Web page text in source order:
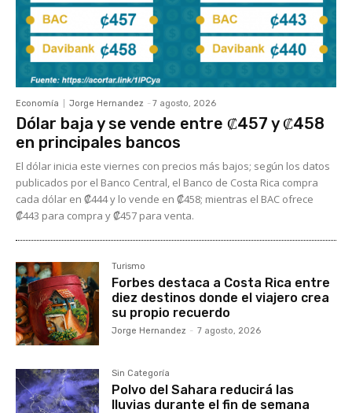
Economía Jorge Hernandez - 7 agosto, 2026
Dólar baja y se vende entre ₡457 y ₡458
en principales bancos
El dólar inicia este viernes con precios más bajos; según los datos
publicados por el Banco Central, el Banco de Costa Rica compra
cada dólar en ₡444 y lo vende en ₡458; mientras el BAC ofrece
₡443 para compra y ₡457 para venta.
Turismo
Forbes destaca a Costa Rica entre
diez destinos donde el viajero crea
su propio recuerdo
Jorge Hernandez - 7 agosto, 2026
Sin Categoría
Polvo del Sahara reducirá las
lluvias durante el fin de semana